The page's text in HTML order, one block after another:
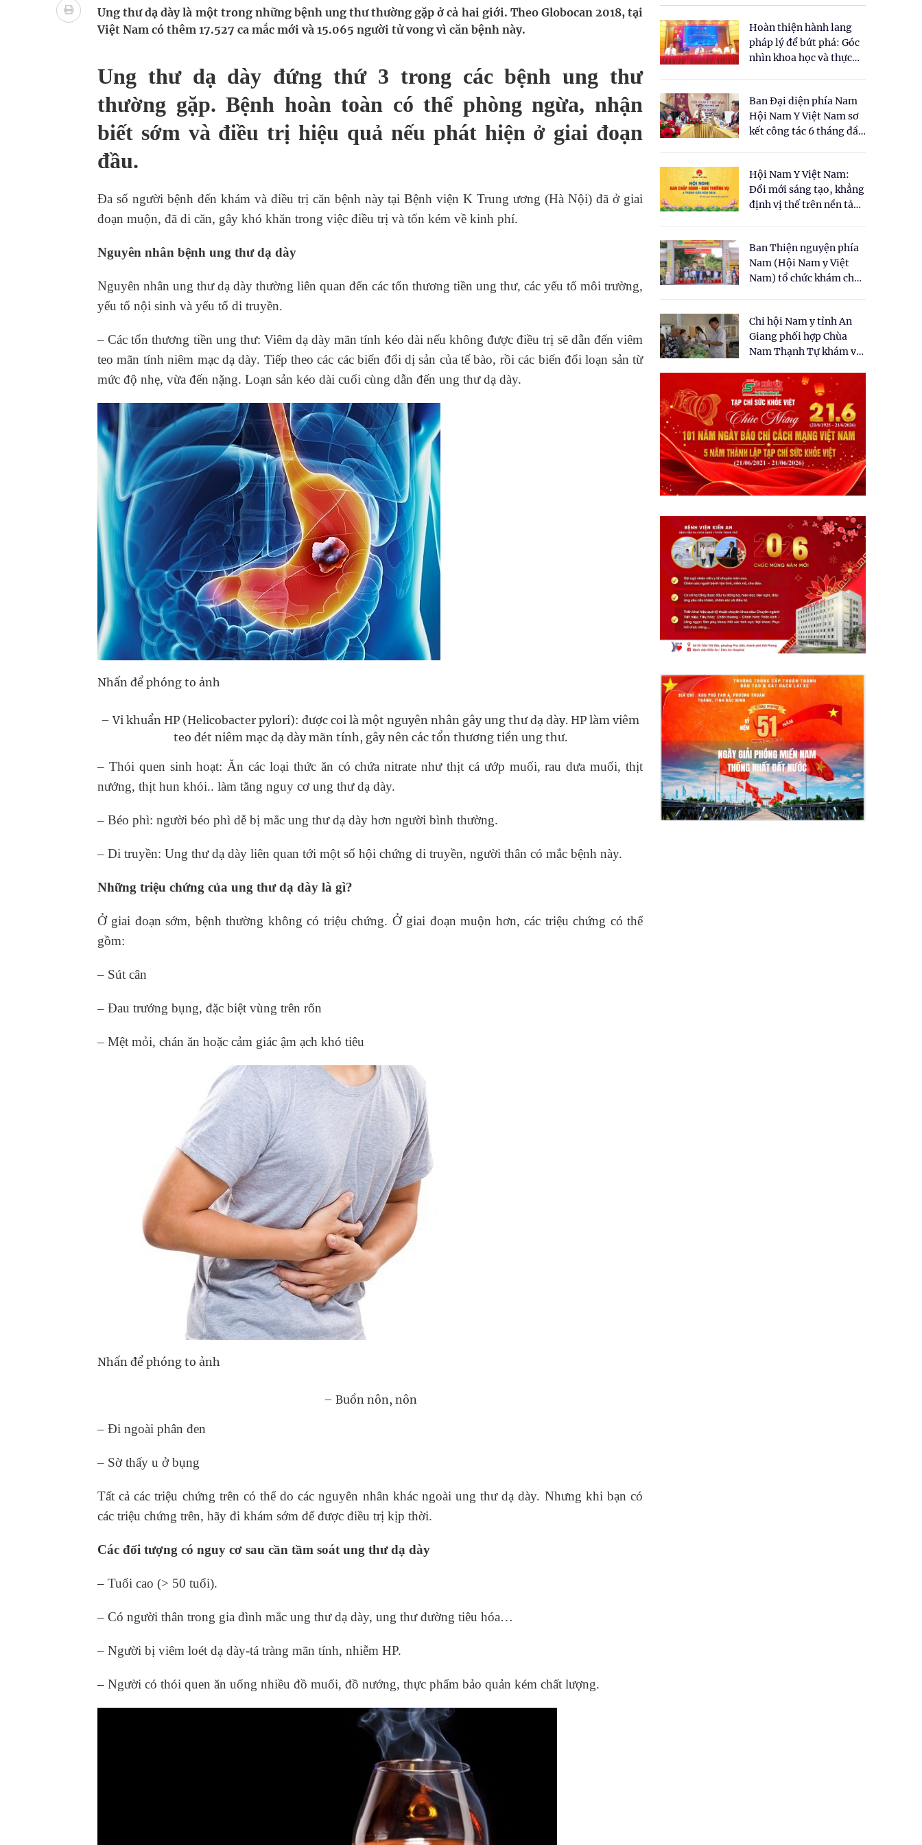
Pháp luật – Sức khỏe – Doanh nghiệp: Tìm giải pháp tăng cường chống hàng giả và gian lận thương
Ngày hoạt động đầu tiên, Bệnh viện Phụ sản Trung ương cơ sở 2 đón hơn 500 lượt khám
Dự báo thời tiết ngày 06/8/2026: Bắc Bộ có mưa dông rải rác.
Quảng Trị: Phát huy vai trò của chính quyền địa phương hai cấp trong quản lý hoạt động nha khoa,
bảo vệ sức khỏe Nhân dân
Ung thư dạ dày là một trong những bệnh ung thư thường gặp ở cả hai giới. Theo Globocan 2018, tại
Việt Nam có thêm 17.527 ca mắc mới và 15.065 người tử vong vì căn bệnh này.
Ung thư dạ dày đứng thứ 3 trong các bệnh ung thư
thường gặp. Bệnh hoàn toàn có thể phòng ngừa, nhận
biết sớm và điều trị hiệu quả nếu phát hiện ở giai đoạn
đầu.
Đa số người bệnh đến khám và điều trị căn bệnh này tại Bệnh viện K Trung ương (Hà Nội) đã ở giai
đoạn muộn, đã di căn, gây khó khăn trong việc điều trị và tốn kém về kinh phí.
Nguyên nhân bệnh ung thư dạ dày
Nguyên nhân ung thư dạ dày thường liên quan đến các tổn thương tiền ung thư, các yếu tố môi trường,
yếu tố nội sinh và yếu tố di truyền.
– Các tổn thương tiền ung thư: Viêm dạ dày mãn tính kéo dài nếu không được điều trị sẽ dẫn đến viêm
teo mãn tính niêm mạc dạ dày. Tiếp theo các các biến đổi dị sản của tế bào, rồi các biến đổi loạn sản từ
mức độ nhẹ, vừa đến nặng. Loạn sản kéo dài cuối cùng dẫn đến ung thư dạ dày.
Nhấn để phóng to ảnh
– Vi khuẩn HP (Helicobacter pylori): được coi là một nguyên nhân gây ung thư dạ dày. HP làm viêm
teo đét niêm mạc dạ dày mãn tính, gây nên các tổn thương tiền ung thư.
– Thói quen sinh hoạt: Ăn các loại thức ăn có chứa nitrate như thịt cá ướp muối, rau dưa muối, thịt
nướng, thịt hun khói.. làm tăng nguy cơ ung thư dạ dày.
– Béo phì: người béo phì dễ bị mắc ung thư dạ dày hơn người bình thường.
– Di truyền: Ung thư dạ dày liên quan tới một số hội chứng di truyền, người thân có mắc bệnh này.
Những triệu chứng của ung thư dạ dày là gì?
Ở giai đoạn sớm, bệnh thường không có triệu chứng. Ở giai đoạn muộn hơn, các triệu chứng có thể
gồm:
– Sút cân
– Đau trướng bụng, đặc biệt vùng trên rốn
– Mệt mỏi, chán ăn hoặc cảm giác ậm ạch khó tiêu
Nhấn để phóng to ảnh
– Buồn nôn, nôn
– Đi ngoài phân đen
– Sờ thấy u ở bụng
Tất cả các triệu chứng trên có thể do các nguyên nhân khác ngoài ung thư dạ dày. Nhưng khi bạn có
các triệu chứng trên, hãy đi khám sớm để được điều trị kịp thời.
Các đối tượng có nguy cơ sau cần tầm soát ung thư dạ dày
– Tuổi cao (> 50 tuổi).
– Có người thân trong gia đình mắc ung thư dạ dày, ung thư đường tiêu hóa…
– Người bị viêm loét dạ dày-tá tràng mãn tính, nhiễm HP.
– Người có thói quen ăn uống nhiều đồ muối, đồ nướng, thực phẩm bảo quản kém chất lượng.
Hoàn thiện hành lang
pháp lý để bứt phá: Góc
nhìn khoa học và thực
cho Luật Y dược cổ
truyền Việt Nam"
Ban Đại diện phía Nam
Hội Nam Y Việt Nam sơ
kết công tác 6 tháng đầu
Hội Nam Y Việt Nam:
Đổi mới sáng tạo, khẳng
định vị thế trên nền tảng
Ban Thiện nguyện phía
Nam (Hội Nam y Việt
Nam) tổ chức khám chữa
dân tại xã Tân Tập
Chi hội Nam y tỉnh An
Giang phối hợp Chùa
Nam Thạnh Tự khám và
nhân dân